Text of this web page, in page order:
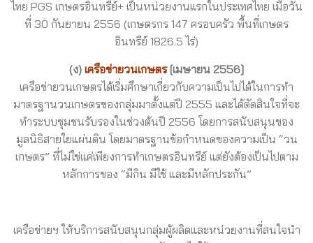
ไทย PGS เกษตรอินทรีย์+ เป็นหน่วยงานแรกในประเทศไทย เมื่อวัน
ที่ 30 กันยายน 2556 (เกษตรกร 147 ครอบครัว พื้นที่เกษตร
อินทรีย์ 1826.5 ไร่)
(ง) เครือข่ายวนเกษตร[เมษายน 2556]
เครือข่ายวนเกษตรได้เริ่มศึกษาเกี่ยวกับความเป็นไปได้ในการทำ
มาตรฐานวนเกษตรของกลุ่มมาตั้งแต่ปี 2555 และได้ตัดสินใจที่จะ
ทำระบบชุมชนรับรองในช่วงต้นปี 2556 โดยการสนับสนุนของ
มูลนิธิสายใยแผ่นดิน โดยมาตรฐานข้อกำหนดของความเป็น “วน
เกษตร” ที่ไม่ใช่แค่เพียงการทำเกษตรอินทรีย์ แต่ยังต้องเป็นไปตาม
หลักการของ “มีกิน มีใช้ และมีหลักประกัน”
เครือข่ายฯ ให้บริการสนับสนุนกลุ่มผู้ผลิตและหน่วยงานที่สนใจนำ